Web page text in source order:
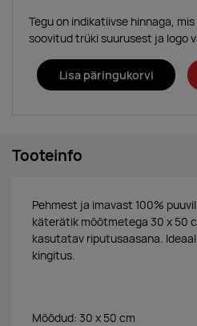
Tegu on indikatiivse hinnaga,
soovitud trüki suurusest ja logo
Lisa päringukorvi
Tooteinfo
Pehmest ja imavast 100%
käterätik mõõtmetega 30 x 50
kasutatav riputusaasana.
kingitus.
Mõõdud: 30 x 50 cm